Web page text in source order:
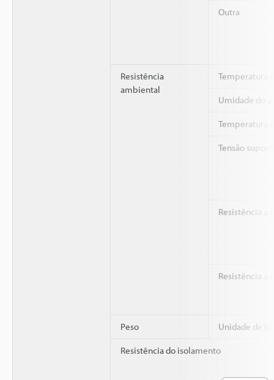
Outra
Resistência
ambiental
Temperatura
Umidade do
Temperatura
Tensão
Resistência a
Resistência a
Peso Unidade de
Resistência do isolamento